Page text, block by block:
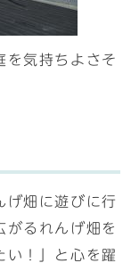
を気持ちよさそ
げ畑に遊びに行
がるれんげ畑を
い！」と心を躍